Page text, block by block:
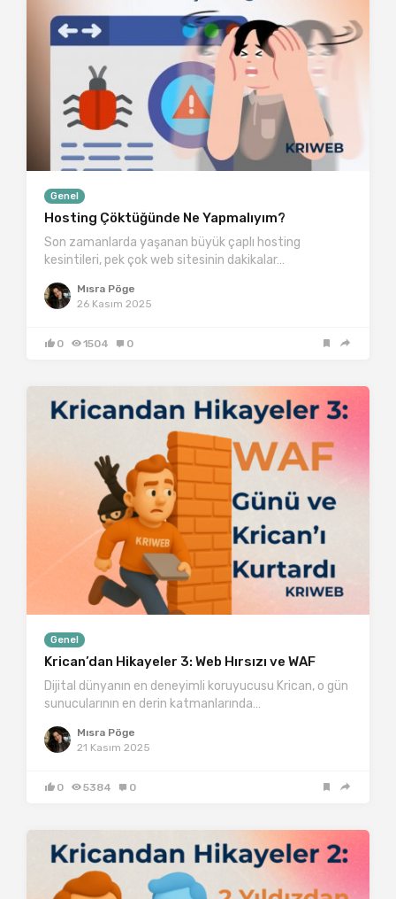
Genel
Hosting Çöktüğünde Ne Yapmalıyım?
Son zamanlarda yaşanan büyük çaplı hosting
kesintileri, pek çok web sitesinin dakikalar…
Mısra Pöge
26 Kasım 2025
0 1504 0
Genel
Krican’dan Hikayeler 3: Web Hırsızı ve WAF
Dijital dünyanın en deneyimli koruyucusu Krican, o gün
sunucularının en derin katmanlarında…
Mısra Pöge
21 Kasım 2025
0 5384 0